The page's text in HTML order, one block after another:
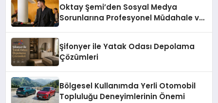
Oktay Şemi’den Sosyal Medya
Sorunlarına Profesyonel Müdahale ve
Şifonyer ile Yatak Odası Depolama
Çözümleri
Bölgesel Kullanımda Yerli Otomobil
Topluluğu Deneyimlerinin Önemi